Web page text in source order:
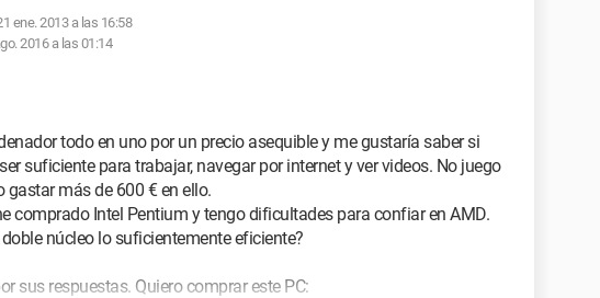
ene. 2013 a las 16:58
2016 a las 01:14
todo en uno por un precio asequible y me gustaría saber si
suficiente para trabajar, navegar por internet y ver videos. No juego
gastar más de 600 € en ello.
comprado Intel Pentium y tengo dificultades para confiar en AMD.
núcleo lo suficientemente eficiente?
sus respuestas. Quiero comprar este PC: